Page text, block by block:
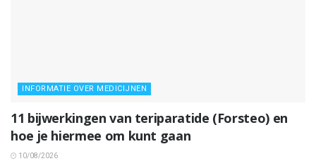
INFORMATIE OVER MEDICIJNEN
11 bijwerkingen van teriparatide (Forsteo) en
hoe je hiermee om kunt gaan
10/08/2026